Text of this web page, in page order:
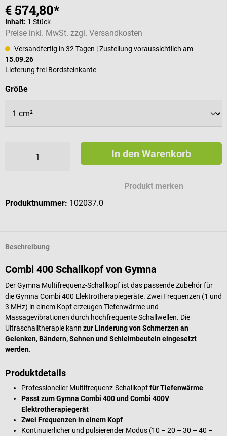
€ 574,80*
Inhalt: 1 Stück
Preise inkl. MwSt. zzgl. Versandkosten
Versandfertig in 32 Tagen | Zustellung voraussichtlich am
15.09.26
Lieferung frei Bordsteinkante
Größeauswählen
In den Warenkorb
Produkt merken
Produktnummer: 102037.0
Beschreibung
Combi 400 Schallkopf von Gymna
Der Gymna Multifrequenz-Schallkopf ist das passende Zubehör für
die Gymna Combi 400 Elektrotherapiegeräte. Zwei Frequenzen (1 und
3 MHz) in einem Kopf erzeugen Tiefenwärme und
Massagevibrationen durch hochfrequente Schallwellen. Die
Ultraschalltherapie kann zur Linderung von Schmerzen an
Gelenken, Bändern, Sehnen und Schleimbeutelneingesetzt
werden.
Produktdetails
Professioneller Multifrequenz-Schallkopffür Tiefenwärme
Passt zum Gymna Combi 400 und Combi 400V
Elektrotherapiegerät
Zwei Frequenzen in einem Kopf
Kontinuierlicher und pulsierender Modus (10 – 20 – 30 – 40 –